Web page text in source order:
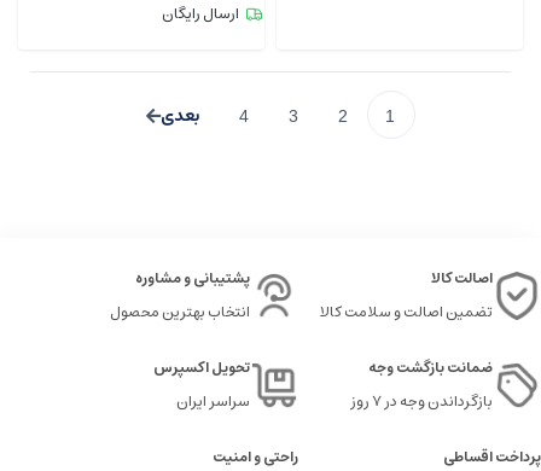
ارسال رایگان
1
2
3
4
اصالت کالا
تضمین اصالت و سلامت کالا
پشتیبانی و مشاوره
انتخاب بهترین محصول
ضمانت بازگشت وجه
بازگرداندن وجه در ۷ روز
تحویل اکسپرس
سراسر ایران
پرداخت اقساطی
راحتی و امنیت